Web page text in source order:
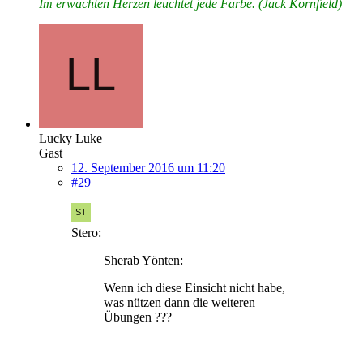
Im erwachten Herzen leuchtet jede Farbe. (Jack Kornfield)
Lucky Luke
Gast
12. September 2016 um 11:20
#29
Stero:
Sherab Yönten:
Wenn ich diese Einsicht nicht habe,
was nützen dann die weiteren
Übungen ???